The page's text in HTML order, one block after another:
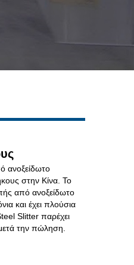
ανοξείδωτο
στην Κίνα. Το
από ανοξείδωτο
και έχει πλούσια
Slitter παρέχει
την πώληση.